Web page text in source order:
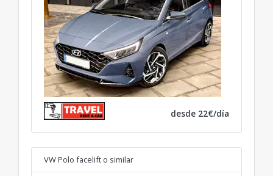
desde 22€/día
VW Polo facelift o similar